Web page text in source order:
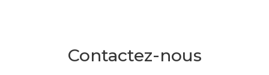
Contactez-nous